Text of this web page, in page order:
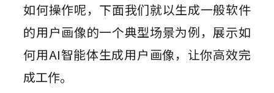
如何操作呢，下面我们就以生成一般软件
的用户画像的一个典型场景为例，展示如
何用AI智能体生成用户画像，让你高效完
成工作。